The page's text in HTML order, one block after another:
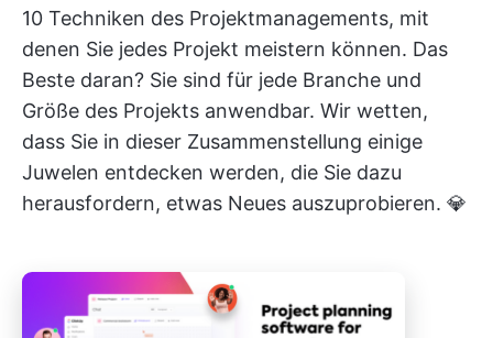
10 Techniken des Projektmanagements, mit
denen Sie jedes Projekt meistern können. Das
Beste daran? Sie sind für jede Branche und
Größe des Projekts anwendbar. Wir wetten,
dass Sie in dieser Zusammenstellung einige
Juwelen entdecken werden, die Sie dazu
herausfordern, etwas Neues auszuprobieren. 💎